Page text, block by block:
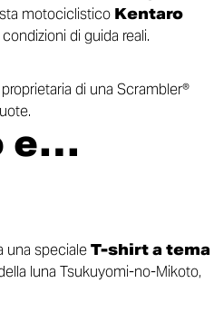
motociclistico Kentaro
di guida reali.
di una Scrambler®
e…
una specialeT-shirt a tema
luna Tsukuyomi-no-Mikoto,